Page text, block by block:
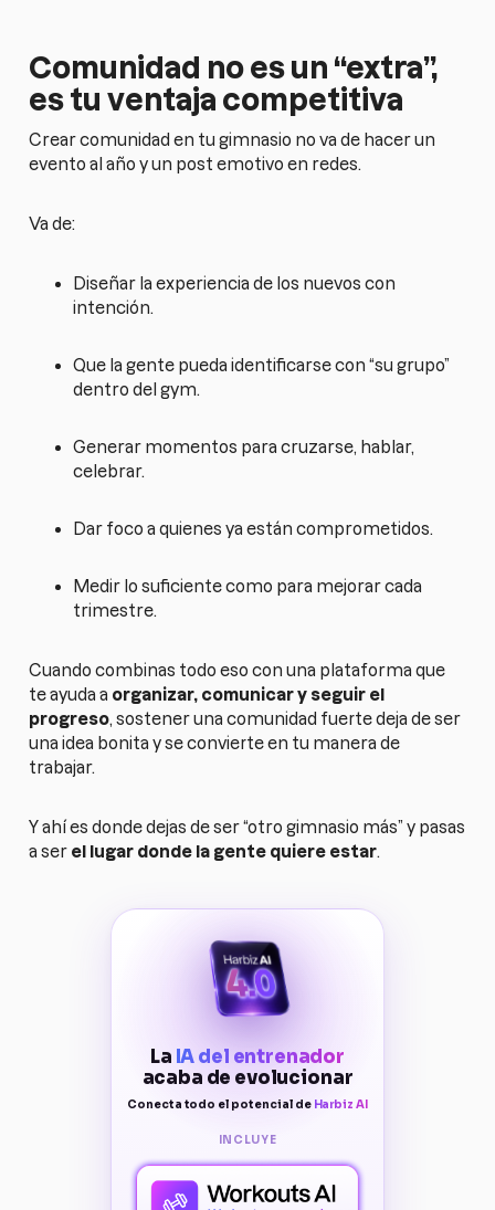
Comunidad no es un “extra”,
es tu ventaja competitiva
Crear comunidad en tu gimnasio no va de hacer un
evento al año y un post emotivo en redes.
Va de:
Diseñar la experiencia de los nuevos con
intención.
Que la gente pueda identificarse con “su grupo”
dentro del gym.
Generar momentos para cruzarse, hablar,
celebrar.
Dar foco a quienes ya están comprometidos.
Medir lo suficiente como para mejorar cada
trimestre.
Cuando combinas todo eso con una plataforma que
te ayuda a organizar, comunicar y seguir el
progreso, sostener una comunidad fuerte deja de ser
una idea bonita y se convierte en tu manera de
trabajar.
Y ahí es donde dejas de ser “otro gimnasio más” y pasas
a ser el lugar donde la gente quiere estar.
La IA del entrenador
acaba de evolucionar
Conecta todo el potencial de Harbiz AI
INCLUYE